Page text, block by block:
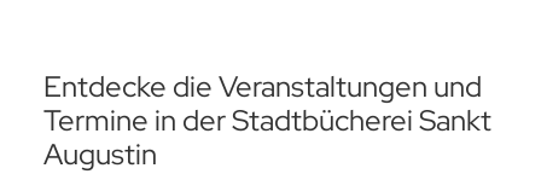
Entdecke die Veranstaltungen und
Termine in der Stadtbücherei Sankt
Augustin